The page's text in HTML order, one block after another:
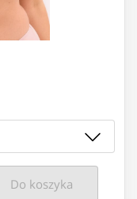
Do koszyka